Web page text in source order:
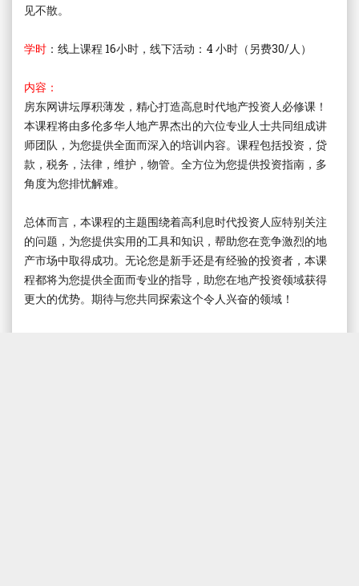
见不散。
学时 ：线上课程 16小时，线下活动：4 小时（另费30/人）
内容：
房东网讲坛厚积薄发，精心打造高息时代地产投资人必修课！
本课程将由多伦多华人地产界杰出的六位专业人士共同组成讲
师团队，为您提供全面而深入的培训内容。课程包括投资，贷
款，税务，法律，维护，物管。全方位为您提供投资指南，多
角度为您排忧解难。
总体而言，本课程的主题围绕着高利息时代投资人应特别关注
的问题，为您提供实用的工具和知识，帮助您在竞争激烈的地
产市场中取得成功。无论您是新手还是有经验的投资者，本课
程都将为您提供全面而专业的指导，助您在地产投资领域获得
更大的优势。期待与您共同探索这个令人兴奋的领域！